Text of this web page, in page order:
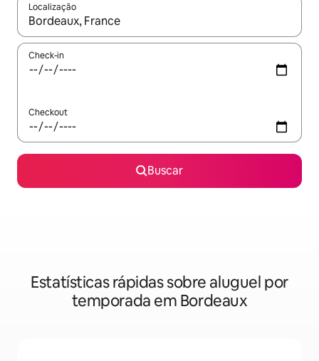
Localização
Quando os resultados estiverem disponíveis, explore-os
Check-in
Checkout
Buscar
Estatísticas rápidas sobre aluguel por
temporada em Bordeaux